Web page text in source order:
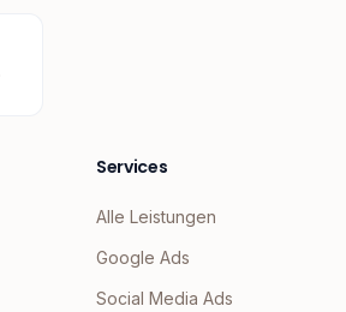
Services
Alle Leistungen
Google Ads
Social Media Ads